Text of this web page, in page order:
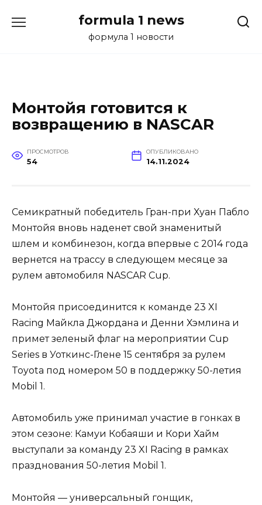
formula 1 news
формула 1 новости
Монтойя готовится к
возвращению в NASCAR
ПРОСМОТРОВ
54
ОПУБЛИКОВАНО
14.11.2024
Семикратный победитель Гран-при Хуан Пабло
Монтойя вновь наденет свой знаменитый
шлем и комбинезон, когда впервые с 2014 года
вернется на трассу в следующем месяце за
рулем автомобиля NASCAR Cup.
Монтойя присоединится к команде 23 XI
Racing Майкла Джордана и Денни Хэмлина и
примет зеленый флаг на мероприятии Cup
Series в Уоткинс-Глене 15 сентября за рулем
Toyota под номером 50 в поддержку 50-летия
Mobil 1.
Автомобиль уже принимал участие в гонках в
этом сезоне: Камуи Кобаяши и Кори Хайм
выступали за команду 23 XI Racing в рамках
празднования 50-летия Mobil 1.
Монтойя — универсальный гонщик,